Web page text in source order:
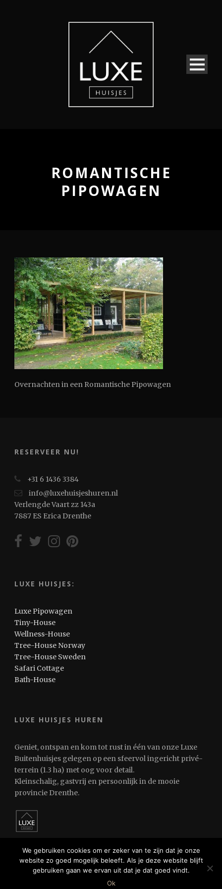
ROMANTISCHE
PIPOWAGEN
Overnachten in een Romantische Pipowagen
RESERVEER NU!
+31 6 1436 3384
info@luxehuisjeshuren.nl
Verlengde Vaart zz 143a
7887 ES Erica Drenthe
LUXE HUISJES:
Luxe Pipowagen
Tiny-House
Wellness-House
Tree-House Norway
Tree-House Sweden
Safari Cottage
Bath-House
LUXE HUISJES HUREN
Geniet, ontspan en kom tot rust in één van onze Luxe
Buitenhuisjes gelegen op een sfeervol ingericht privé-
terrein (1.3 ha) met oog voor detail.
Kleinschalig, gastvrij en persoonlijk in de mooie
provincie Drenthe.
© 2024 Luxe Huisjes Huren
We gebruiken cookies om er zeker van te zijn dat je onze
website zo goed mogelijk beleeft. Als je deze website blijft
gebruiken gaan we ervan uit dat je dat goed vindt.
Ok